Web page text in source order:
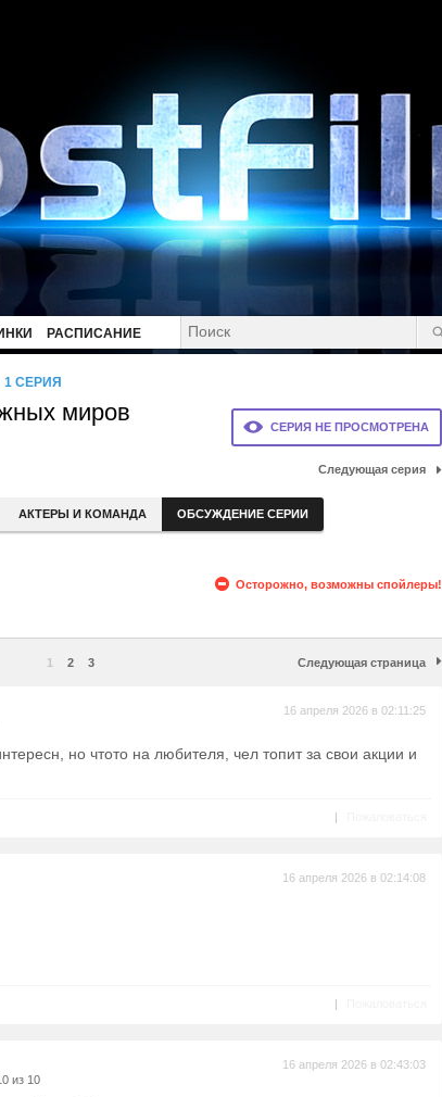
РАСПИСАНИЕ
СЕРИЯ НЕ ПРОСМОТРЕНА
1 СЕРИЯ
миров
Следующая серия
АКТЕРЫ И КОМАНДА ОБСУЖДЕНИЕ СЕРИИ
Осторожно, возможны спойлеры!
1 2 3 Следующая страница
16 апреля 2026 в 02:11:25
но чтото на любителя, чел топит за свои акции и
|
16 апреля 2026 в 02:14:08
|
из 10
16 апреля 2026 в 02:43:03